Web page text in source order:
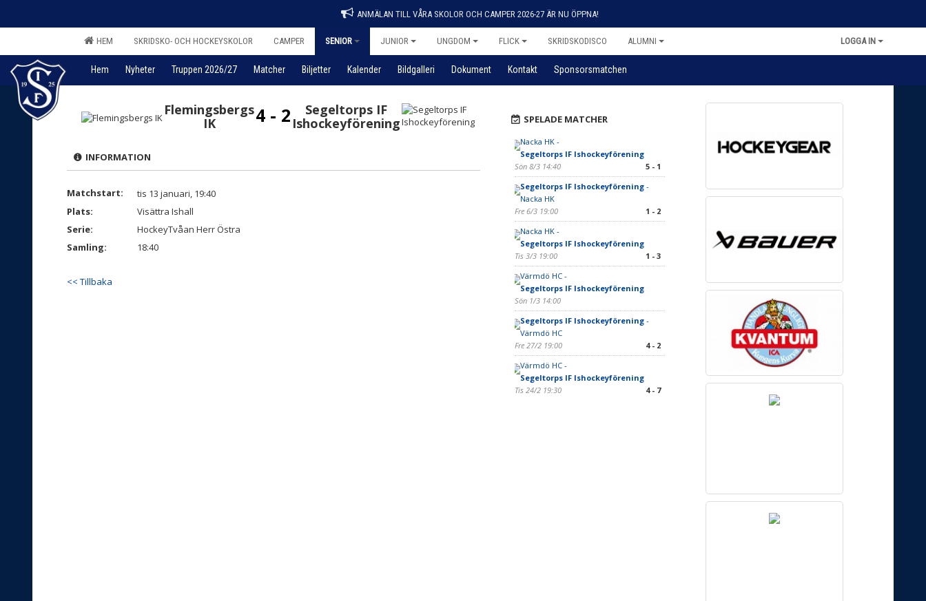
ANMÄLAN TILL VÅRA SKOLOR OCH CAMPER 2026-27 ÄR NU ÖPPNA!
HEM SKRIDSKO- OCH HOCKEYSKOLOR CAMPER SENIOR JUNIOR UNGDOM FLICK SKRIDSKODISCO ALUMNI LOGGA IN
Hem Nyheter Truppen 2026/27 Matcher Biljetter Kalender Bildgalleri Dokument Kontakt Sponsorsmatchen
Flemingsbergs
IK
4 - 2
Segeltorps IF
Ishockeyförening
INFORMATION
Matchstart:
tis 13 januari, 19:40
Plats:
Visättra Ishall
Serie:
HockeyTvåan Herr Östra
Samling:
18:40
<< Tillbaka
SPELADE MATCHER
Nacka HK -
Segeltorps IF Ishockeyförening
Sön 8/3 14:40
5 - 1
Segeltorps IF Ishockeyförening-
Nacka HK
Fre 6/3 19:00
1 - 2
Nacka HK -
Segeltorps IF Ishockeyförening
Tis 3/3 19:00
1 - 3
Värmdö HC -
Segeltorps IF Ishockeyförening
Sön 1/3 14:00
Segeltorps IF Ishockeyförening-
Värmdö HC
Fre 27/2 19:00
4 - 2
Värmdö HC -
Segeltorps IF Ishockeyförening
Tis 24/2 19:30
4 - 7